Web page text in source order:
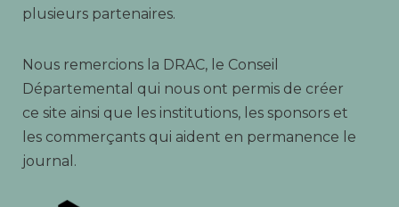
plusieurs partenaires.
Nous remercions la DRAC, le Conseil
Départemental qui nous ont permis de créer
ce site ainsi que les institutions, les sponsors et
les commerçants qui aident en permanence le
journal.